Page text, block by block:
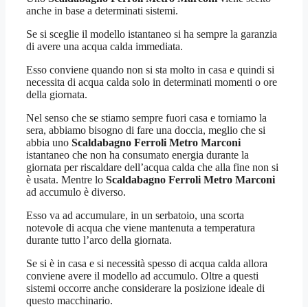
anche in base a determinati sistemi.
Se si sceglie il modello istantaneo si ha sempre la garanzia
di avere una acqua calda immediata.
Esso conviene quando non si sta molto in casa e quindi si
necessita di acqua calda solo in determinati momenti o ore
della giornata.
Nel senso che se stiamo sempre fuori casa e torniamo la
sera, abbiamo bisogno di fare una doccia, meglio che si
abbia uno Scaldabagno Ferroli Metro Marconi
istantaneo che non ha consumato energia durante la
giornata per riscaldare dell’acqua calda che alla fine non si
è usata. Mentre lo Scaldabagno Ferroli Metro Marconi
ad accumulo è diverso.
Esso va ad accumulare, in un serbatoio, una scorta
notevole di acqua che viene mantenuta a temperatura
durante tutto l’arco della giornata.
Se si è in casa e si necessità spesso di acqua calda allora
conviene avere il modello ad accumulo. Oltre a questi
sistemi occorre anche considerare la posizione ideale di
questo macchinario.